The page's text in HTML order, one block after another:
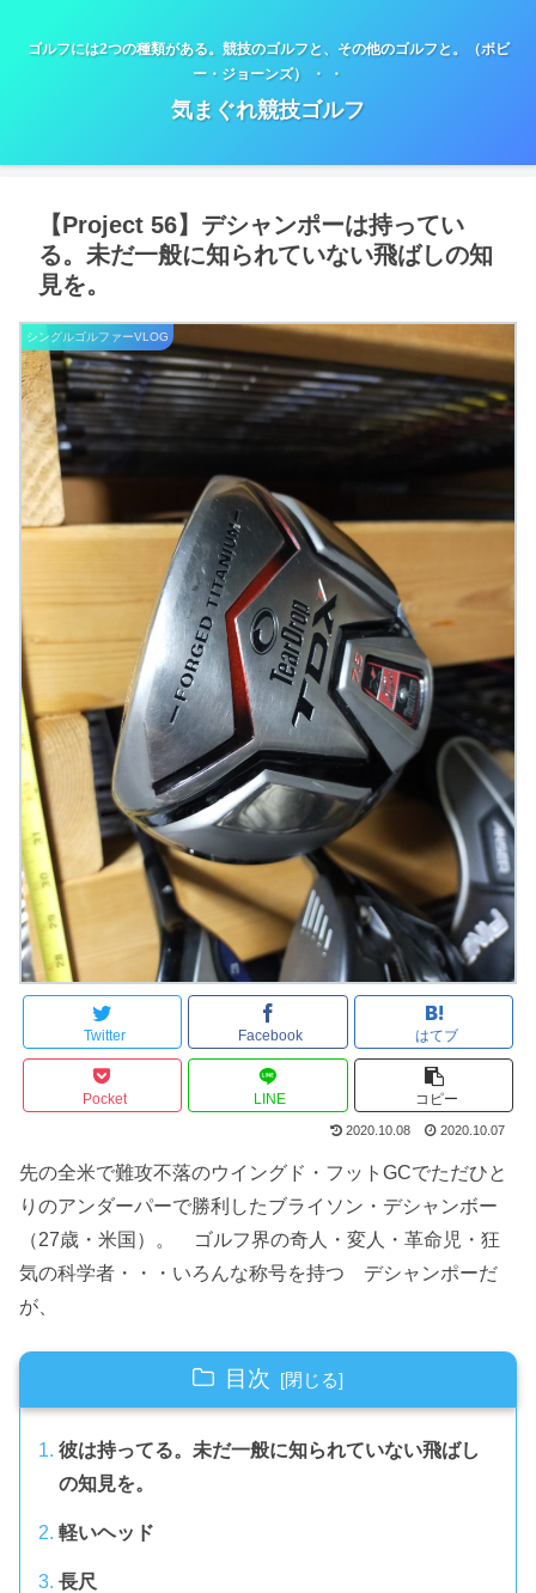
ゴルフには2つの種類がある。競技のゴルフと、その他のゴルフと。（ボビ
ー・ジョーンズ） ・ ・
気まぐれ競技ゴルフ
【Project 56】デシャンポーは持ってい
る。未だ一般に知られていない飛ばしの知
見を。
シングルゴルファーVLOG
Twitter Facebook はてブ
Pocket LINE コピー
2020.10.08 2020.10.07
先の全米で難攻不落のウイングド・フットGCでただひと
りのアンダーパーで勝利したブライソン・デシャンボー
（27歳・米国）。 ゴルフ界の奇人・変人・革命児・狂
気の科学者・・・いろんな称号を持つ デシャンポーだ
が、
目次
彼は持ってる。未だ一般に知られていない飛ばし
の知見を。
軽いヘッド
長尺